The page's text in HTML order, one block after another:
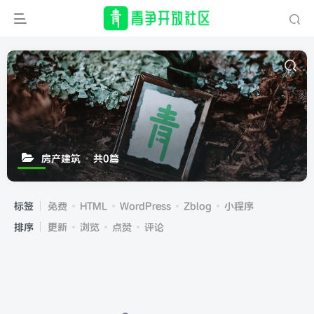
房产建筑 共0篇
标签 免费 HTML WordPress Zblog
小程序
排序
更新 浏览 点赞 评论